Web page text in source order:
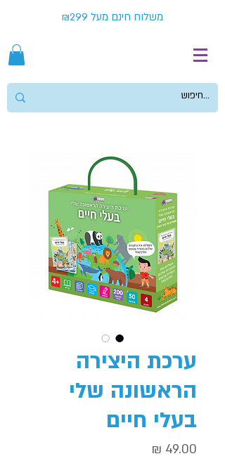
משלוח חינם מעל ₪299
ערכת היצירה
הראשונה שלי
בעלי חיים